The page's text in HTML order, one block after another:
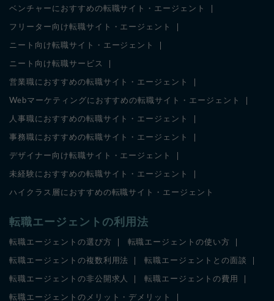
ベンチャーにおすすめの転職サイト・エージェント
フリーター向け転職サイト・エージェント
ニート向け転職サイト・エージェント
ニート向け転職サービス
営業職におすすめの転職サイト・エージェント
Webマーケティングにおすすめの転職サイト・エージェント
人事職におすすめの転職サイト・エージェント
事務職におすすめの転職サイト・エージェント
デザイナー向け転職サイト・エージェント
未経験におすすめの転職サイト・エージェント
ハイクラス層におすすめの転職サイト・エージェント
転職エージェントの利用法
転職エージェントの選び方 転職エージェントの使い方
転職エージェントの複数利用法 転職エージェントとの面談
転職エージェントの非公開求人 転職エージェントの費用
転職エージェントのメリット・デメリット